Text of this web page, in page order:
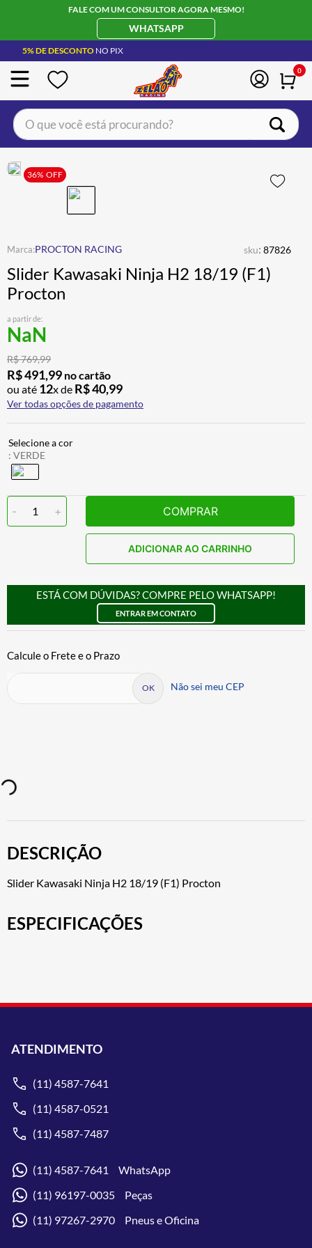
FALE COM UM CONSULTOR AGORA MESMO!
WHATSAPP
5% DE DESCONTO NO PIX
0
O que você está procurando?
36% OFF
PROCTON RACING sku: 87826
Slider Kawasaki Ninja H2 18/19 (F1)
Procton
a partir de:
NaN
R$769,99
R$491,99 no cartão
ou até 12x de R$40,99
Ver todas opções de pagamento
: VERDE
- 1 + COMPRAR
ADICIONAR AO CARRINHO
ESTÁ COM DÚVIDAS? COMPRE PELO WHATSAPP!
ENTRAR EM CONTATO
Não sei meu CEP
DESCRIÇÃO
Slider Kawasaki Ninja H2 18/19 (F1) Procton
ESPECIFICAÇÕES
ATENDIMENTO
(11) 4587-7641
(11) 4587-0521
(11) 4587-7487
(11) 4587-7641 WhatsApp
(11) 96197-0035 Peças
(11) 97267-2970 Pneus e Oficina
1º CAPACETE LS2
BOTA
4º ÓCULOS SOLAR
5 º LUVA
6º BAU
7º
9º CALÇA
10 º BOTAS